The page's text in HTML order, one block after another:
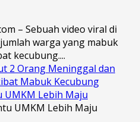
– Sebuah video viral di
warga yang mabuk
kecubung....
2 Orang Meninggal dan
Mabuk Kecubung
UMKM Lebih Maju